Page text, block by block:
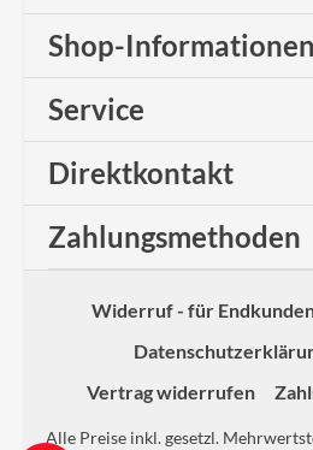
Shop-Informationen
Service
Direktkontakt
Zahlungsmethoden
Widerruf - für
Vertrag widerrufen
Alle Preise inkl. gesetzl.